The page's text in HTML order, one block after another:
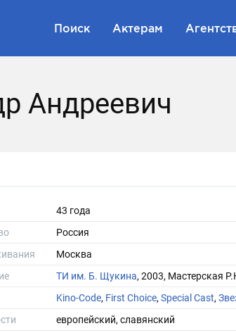
Поиск Актерам
Андреевич
43 года
Россия
Москва
ТИ им. Б. Щукина, 2003, Мастерская
Kino-Code, First Choice, Special Cast,
европейский, славянский